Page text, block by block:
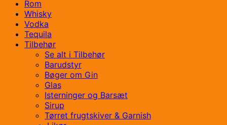
Rom
Whisky
Vodka
Tequila
Tilbehør
Se alt i Tilbehør
Barudstyr
Bøger om Gin
Glas
Isterninger og Barsæt
Sirup
Tørret frugtskiver & Garnish